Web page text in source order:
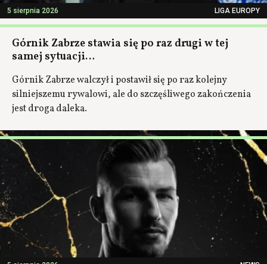
5 sierpnia 2026 LIGA EUROPY
Górnik Zabrze stawia się po raz drugi w tej
samej sytuacji…
Górnik Zabrze walczył i postawił się po raz kolejny
silniejszemu rywalowi, ale do szczęśliwego zakończenia
jest droga daleka.